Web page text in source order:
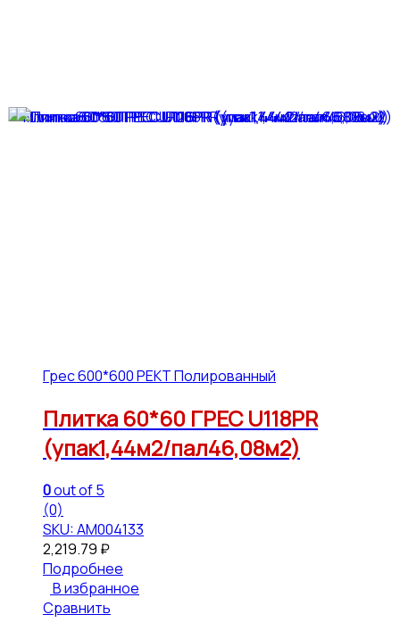
Грес 600*600 РЕКТ Полированный
Плитка 60*60 ГРЕС U118PR
(упак1,44м2/пал46,08м2)
0out of 5
(0)
SKU: АМ004133
2,219.79 ₽
Подробнее
В избранное
Сравнить